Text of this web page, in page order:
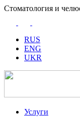
Стоматология и
RUS
ENG
UKR
Услуги